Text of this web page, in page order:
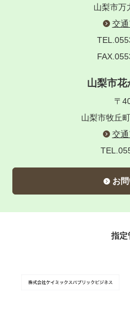
山梨市万
交
山梨市花
〒
山梨市牧丘
交
お
指定